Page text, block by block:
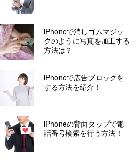
iPhoneで消しゴムマジッ
クのように写真を加工する
方法は？
iPhoneで広告ブロックを
する方法を紹介！
iPhoneの背面タップで電
話番号検索を行う方法！